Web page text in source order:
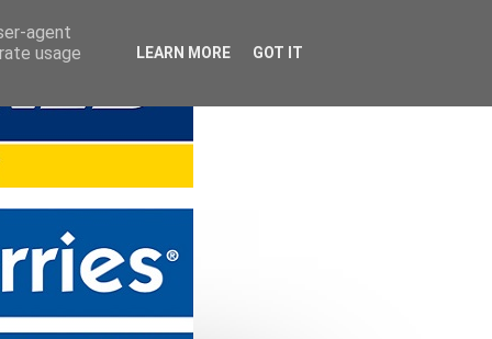
agent
usage
LEARN MORE GOT IT